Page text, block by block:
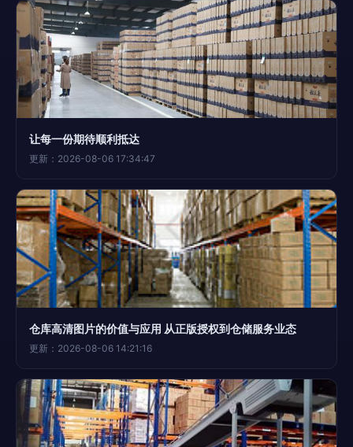
让每一份期待顺利抵达
更新：2026-08-06 17:34:47
仓库高清图片的价值与应用 从正版授权到仓储服务业态
更新：2026-08-06 14:21:16